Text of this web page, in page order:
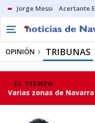
Jorge Messi Acertante
OPINIÓN TRIBUNAS
EL TIEMPO
Varias zonas de